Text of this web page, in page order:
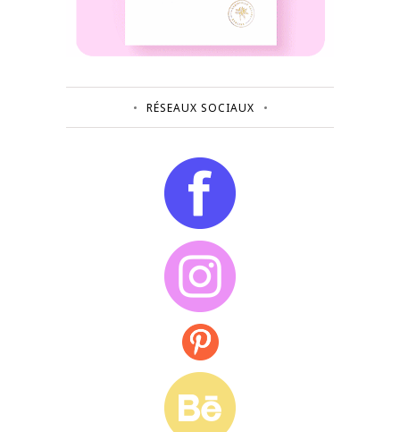
RÉSEAUX SOCIAUX